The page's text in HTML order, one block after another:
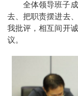
全体领导班子
去、把职责摆进去
我批评，相互间开
议。